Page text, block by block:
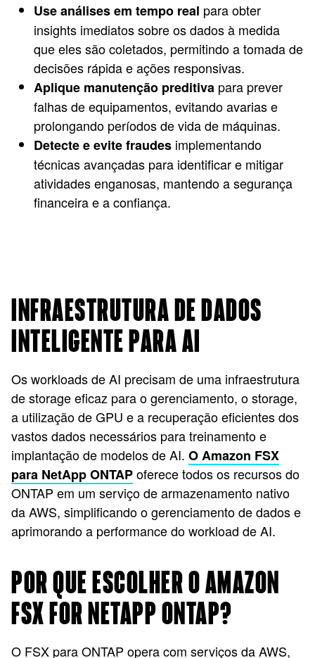
Use análises em tempo real para obter
insights imediatos sobre os dados à medida
que eles são coletados, permitindo a tomada de
decisões rápida e ações responsivas.
Aplique manutenção preditiva para prever
falhas de equipamentos, evitando avarias e
prolongando períodos de vida de máquinas.
Detecte e evite fraudes implementando
técnicas avançadas para identificar e mitigar
atividades enganosas, mantendo a segurança
financeira e a confiança.
INFRAESTRUTURA DE DADOS
INTELIGENTE PARA AI
Os workloads de AI precisam de uma infraestrutura
de storage eficaz para o gerenciamento, o storage,
a utilização de GPU e a recuperação eficientes dos
vastos dados necessários para treinamento e
implantação de modelos de AI. O Amazon FSX
para NetApp ONTAPoferece todos os recursos do
ONTAP em um serviço de armazenamento nativo
da AWS, simplificando o gerenciamento de dados e
aprimorando a performance do workload de AI.
POR QUE ESCOLHER O AMAZON
FSX FOR NETAPP ONTAP?
O FSX para ONTAP opera com serviços da AWS,